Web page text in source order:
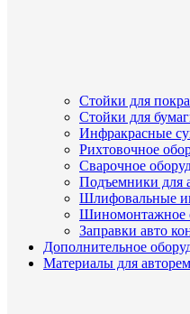
Стойки для
Стойки для
Инфракрасные
Рихтовочное
Сварочное
Подъемники для
Шлифовальные
Шиномонтажное
Заправки авто
Дополнительное
Материалы для